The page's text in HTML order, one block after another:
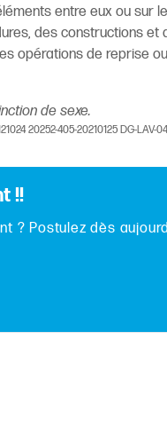
entre eux ou sur
des constructions et
opérations de reprise
de sexe.
20252-405-20210125 DG-LAV-
!!
? Postulez dès